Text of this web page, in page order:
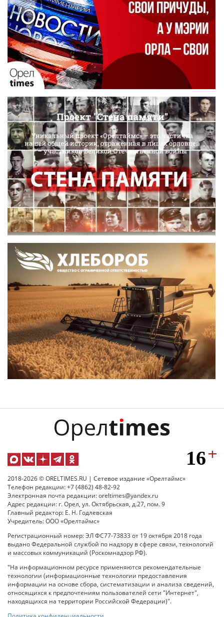
2018-2026 © ORELTIMES.RU | Сетевое издание «Орелтаймс»
Телефон редакции: +7 (4862) 48-82-92
Электронная почта редакции: oreltimes@yandex.ru
Адрес редакции: г. Орел, ул. Октябрьская, д.27, пом. 9
Главный редактор: Е. Н. Годлевская
Учредитель: ООО «Орелтаймс»
Регистрационный номер: ЭЛ ФС77-73833 от 19 октября 2018 года
выдано Федеральной службой по надзору в сфере связи, технологий
и массовых коммуникаций (Роскомнадзор РФ).
"На информационном ресурсе применяются рекомендательные
технологии (информационные технологии предоставления
информации на основе сбора, систематизации и анализа сведений,
относящихся к предпочтениям пользователей сети "Интернет",
находящихся на территории Российской Федерации)".